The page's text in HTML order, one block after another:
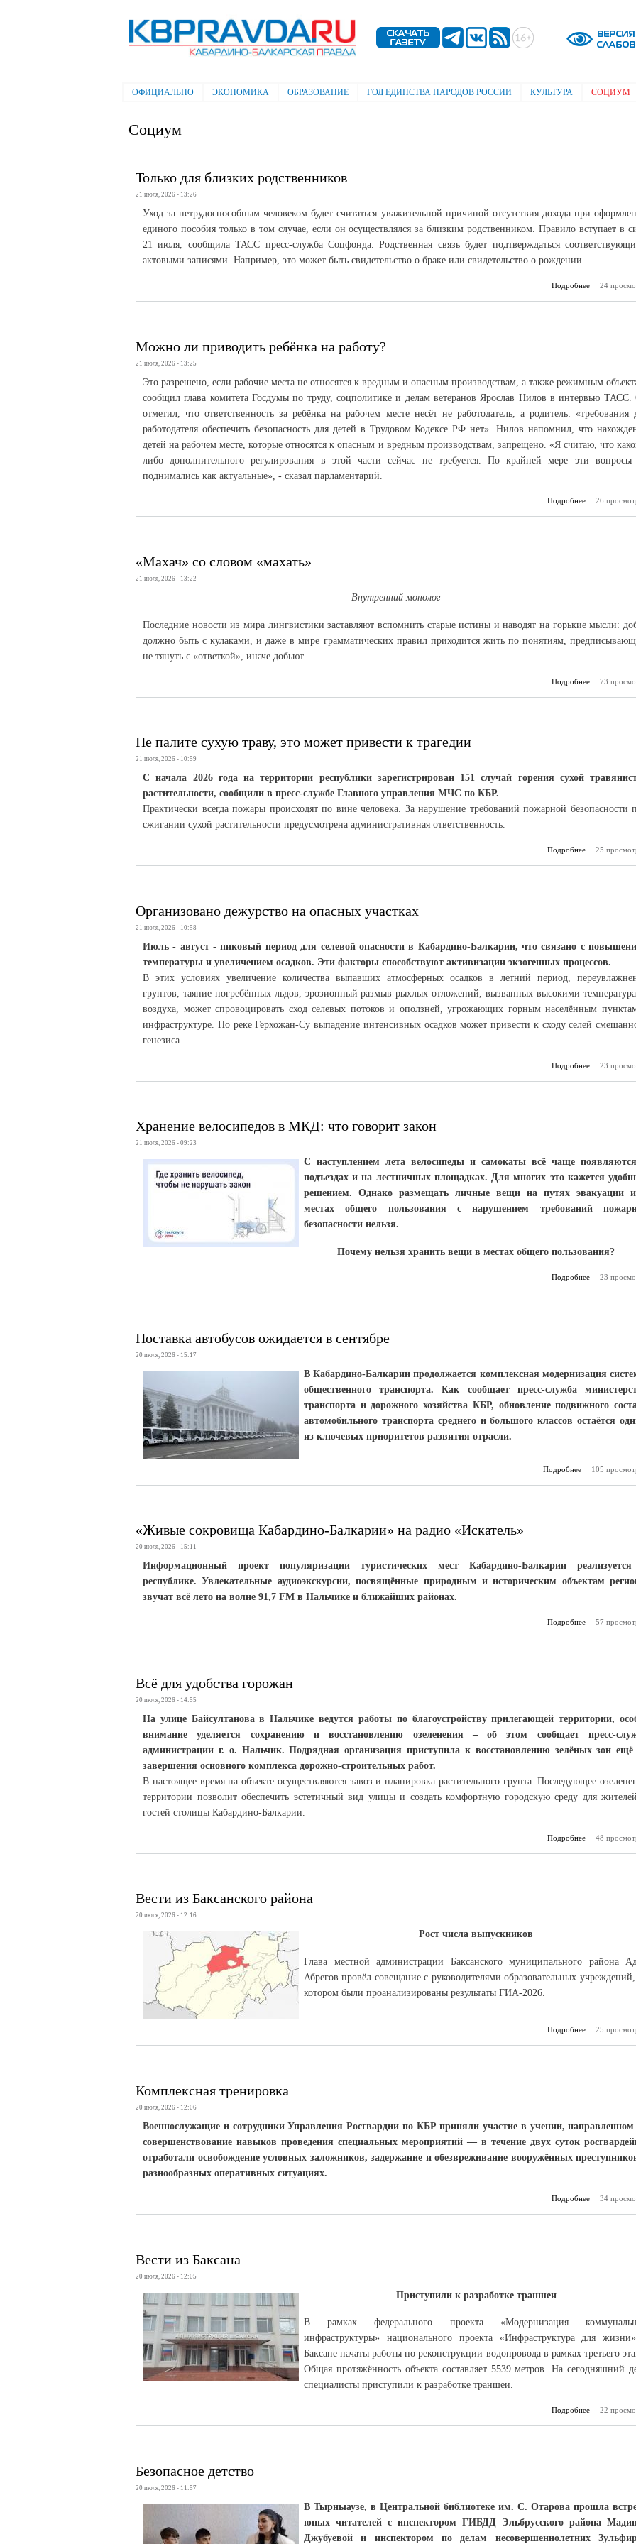
содержанию
Электронная газета "Кабардино-
Балкарская правда"
Главное меню
ОФИЦИАЛЬНО ЭКОНОМИКА ОБРАЗОВАНИЕ ГОД ЕДИНСТВА НАРОДОВ РОССИИ КУЛЬТУРА СОЦИУМ
Социум
Только для близких родственников
21 июля, 2026 - 13:26
Уход за нетрудоспособным человеком будет считаться уважительной причиной отсутствия дохода при
единого пособия только в том случае, если он осуществлялся за близким родственником. Правило вступает в
21 июля, сообщила ТАСС пресс-служба Соцфонда. Родственная связь будет подтверждаться
актовыми записями. Например, это может быть свидетельство о браке или свидетельство о рождении.
Подробнее
о Только
24
Можно ли приводить ребёнка на работу?
21 июля, 2026 - 13:25
Это разрешено, если рабочие места не относятся к вредным и опасным производствам, а также режимным
сообщил глава комитета Госдумы по труду, соцполитике и делам ветеранов Ярослав Нилов в интервью ТАСС.
отметил, что ответственность за ребёнка на рабочем месте несёт не работодатель, а родитель: «требования
работодателя обеспечить безопасность для детей в Трудовом Кодексе РФ нет». Нилов напомнил, что
детей на рабочем месте, которые относятся к опасным и вредным производствам, запрещено. «Я считаю, что
либо дополнительного регулирования в этой части сейчас не требуется. По крайней мере эти
поднимались как актуальные», - сказал парламентарий.
Подробнее
о
26
«Махач» со словом «махать»
21 июля, 2026 - 13:22
Внутренний монолог
Последние новости из мира лингвистики заставляют вспомнить старые истины и наводят на горькие мысли:
должно быть с кулаками, и даже в мире грамматических правил приходится жить по понятиям,
не тянуть с «ответкой», иначе добьют.
Подробнее
о «Махач»
73
Не палите сухую траву, это может привести к трагедии
21 июля, 2026 - 10:59
С начала 2026 года на территории республики зарегистрирован 151 случай горения сухой
растительности, сообщили в пресс-службе Главного управления МЧС по КБР.
Практически всегда пожары происходят по вине человека. За нарушение требований пожарной безопасности
сжигании сухой растительности предусмотрена административная ответственность.
Подробнее
о Не
25
Организовано дежурство на опасных участках
21 июля, 2026 - 10:58
Июль - август - пиковый период для селевой опасности в Кабардино-Балкарии, что связано с
температуры и увеличением осадков. Эти факторы способствуют активизации экзогенных процессов.
В этих условиях увеличение количества выпавших атмосферных осадков в летний период,
грунтов, таяние погребённых льдов, эрозионный размыв рыхлых отложений, вызванных высокими
воздуха, может спровоцировать сход селевых потоков и оползней, угрожающих горным населённым
инфраструктуре. По реке Герхожан-Су выпадение интенсивных осадков может привести к сходу селей
генезиса.
Подробнее
о
23
Хранение велосипедов в МКД: что говорит закон
21 июля, 2026 - 09:23
С наступлением лета велосипеды и самокаты всё чаще
подъездах и на лестничных площадках. Для многих это кажется
решением. Однако размещать личные вещи на путях эвакуации
местах общего пользования с нарушением требований
безопасности нельзя.
Почему нельзя хранить вещи в местах общего пользования?
Подробнее
о
23
Поставка автобусов ожидается в сентябре
20 июля, 2026 - 15:17
В Кабардино-Балкарии продолжается комплексная модернизация
общественного транспорта. Как сообщает пресс-служба
транспорта и дорожного хозяйства КБР, обновление подвижного
автомобильного транспорта среднего и большого классов остаётся
из ключевых приоритетов развития отрасли.
Подробнее
о Поставка
105
«Живые сокровища Кабардино-Балкарии» на радио «Искатель»
20 июля, 2026 - 15:11
Информационный проект популяризации туристических мест Кабардино-Балкарии
республике. Увлекательные аудиоэкскурсии, посвящённые природным и историческим объектам
звучат всё лето на волне 91,7 FM в Нальчике и ближайших районах.
Подробнее
о «Живые
57
Всё для удобства горожан
20 июля, 2026 - 14:55
На улице Байсултанова в Нальчике ведутся работы по благоустройству прилегающей территории,
внимание уделяется сохранению и восстановлению озеленения – об этом сообщает пресс-
администрации г. о. Нальчик. Подрядная организация приступила к восстановлению зелёных зон ещё
завершения основного комплекса дорожно-строительных работ.
В настоящее время на объекте осуществляются завоз и планировка растительного грунта. Последующее
территории позволит обеспечить эстетичный вид улицы и создать комфортную городскую среду для
гостей столицы Кабардино-Балкарии.
Подробнее
о Всё для
48
Вести из Баксанского района
20 июля, 2026 - 12:16
Рост числа выпускников
Глава местной администрации Баксанского муниципального района
Абрегов провёл совещание с руководителями образовательных
котором были проанализированы результаты ГИА-2026.
Подробнее
о Вести из
25
Комплексная тренировка
20 июля, 2026 - 12:06
Военнослужащие и сотрудники Управления Росгвардии по КБР приняли участие в учении,
совершенствование навыков проведения специальных мероприятий — в течение двух суток
отработали освобождение условных заложников, задержание и обезвреживание вооружённых
разнообразных оперативных ситуациях.
Подробнее
о
34
Вести из Баксана
20 июля, 2026 - 12:05
Приступили к разработке траншеи
В рамках федерального проекта «Модернизация
инфраструктуры» национального проекта «Инфраструктура для
Баксане начаты работы по реконструкции водопровода в рамках третьего
Общая протяжённость объекта составляет 5539 метров. На сегодняшний
специалисты приступили к разработке траншеи.
Подробнее о Вести из
22
Безопасное детство
20 июля, 2026 - 11:57
В Тырныаузе, в Центральной библиотеке им. С. Отарова прошла
юных читателей с инспектором ГИБДД Эльбрусского района
Джубуевой и инспектором по делам несовершеннолетних